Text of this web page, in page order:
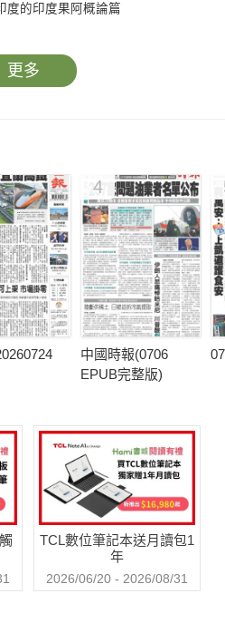
度的印度果阿概論篇
更多
4
中國時報(0706
EPUB完整版)
TCL數位筆記本送月讀包1
年
2026/06/20 - 2026/08/31